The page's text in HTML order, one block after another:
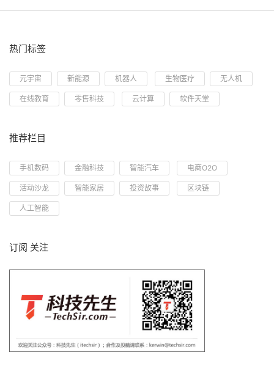
热门标签
元宇宙 新能源 机器人 生物医疗 无人机
在线教育 零售科技 云计算 软件天堂
推荐栏目
手机数码 金融科技 智能汽车 电商O2O
活动沙龙 智能家居 投资故事 区块链
人工智能
订阅 关注